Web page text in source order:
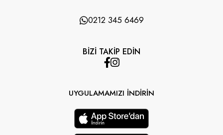
0212 345 6469
BİZİ TAKİP EDİN
UYGULAMAMIZI İNDİRİN